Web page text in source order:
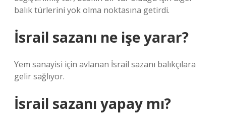
balık türlerini yok olma noktasına getirdi.
İsrail sazanı ne işe yarar?
Yem sanayisi için avlanan İsrail sazanı balıkçılara
gelir sağlıyor.
İsrail sazanı yapay mı?